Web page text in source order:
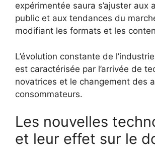
expérimentée saura s’ajuster aux
public et aux tendances du
modifiant les formats et les
L’évolution constante de
est caractérisée par l’arrivée de
novatrices et le changement des
consommateurs.
Les nouvelles
et leur effet sur le